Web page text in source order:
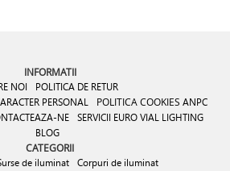
INFORMATII
NOI
POLITICA DE RETUR
PERSONAL
POLITICA COOKIES ANPC
NE SERVICII EURO VIAL LIGHTING
BLOG
CATEGORII
de iluminat
Corpuri de iluminat